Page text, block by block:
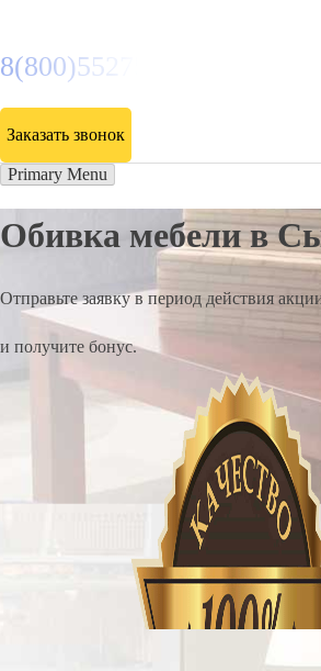
8(800)5527584
Заказать звонок
Primary Menu
Обивка мебели в
Отправьте заявку в период действия
и получите бонус.